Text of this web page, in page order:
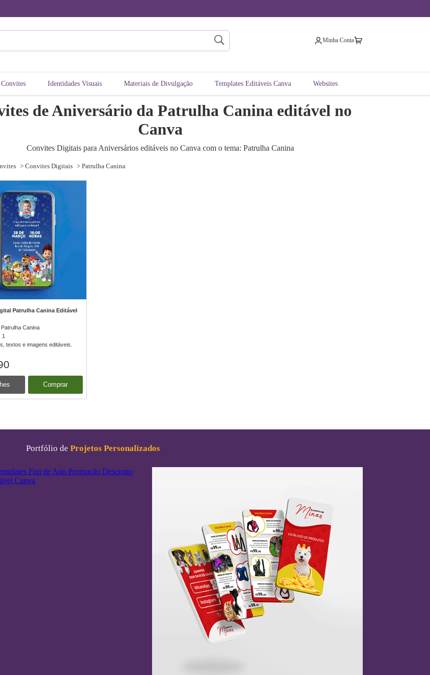
Minha Conta
Convites Identidades Visuais Materiais de Divulgação Templates Editáveis Canva Websites
de Aniversário da Patrulha Canina editável no
Canva
Convites Digitais para Aniversários editáveis no Canva com o tema: Patrulha Canina
> Convites Digitais > Patrulha Canina
Patrulha Canina Editável
Patrulha Canina
1
textos e imagens editáveis.
Comprar
Portfólio de Projetos Personalizados